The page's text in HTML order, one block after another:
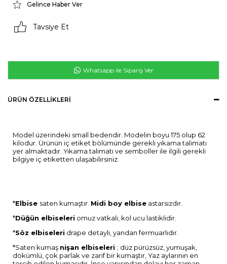
Gelince Haber Ver
Tavsiye Et
Whatsapp ile Sipariş Ver
ÜRÜN ÖZELLIKLERI
Model üzerindeki small bedendir. Modelin boyu 175 olup 62
kilodur. Ürünün iç etiket bölümünde gerekli yıkama talimatı
yer almaktadır. Yıkama talimatı ve semboller ile ilgili gerekli
bilgiye iç etiketten ulaşabilirsiniz.
*Elbise saten kumaştır. Midi boy elbise astarsızdır.
*Düğün elbiseleri omuz vatkalı, kol ucu lastiklidir.
*Söz elbiseleri drape detaylı, yandan fermuarlıdır.
*Saten kumaş nişan elbiseleri ; düz pürüzsüz, yumuşak,
dökümlü, çok parlak ve zarif bir kumaştır, Yaz aylarının en